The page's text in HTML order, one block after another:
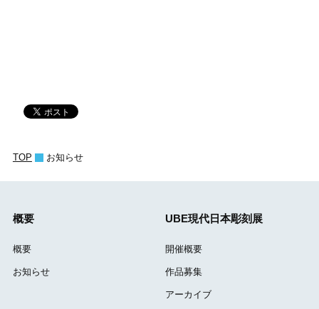
TOP お知らせ
概要
概要
お知らせ
UBE現代日本彫刻展
開催概要
作品募集
アーカイブ